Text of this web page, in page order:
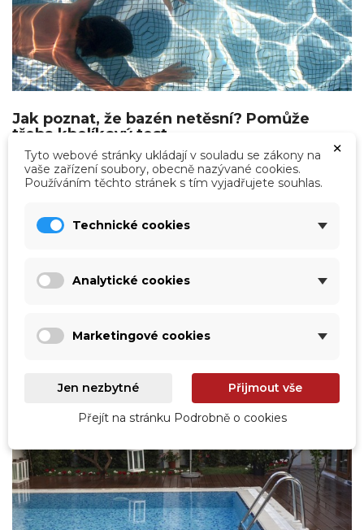
Jak poznat, že bazén netěsní? Pomůže
třeba kbelíkový test
Koupací sezóna je v plném proudu, vše je sluncem
zalité, vám ale radost z plavání kazí zjištění, že hladina
vody v bazénu neobvykle klesá. A tak dopouštíte a
jednoduché testy vám to objasní.
×
Tyto webové stránky ukládají v souladu se zákony na
vaše zařízení soubory, obecně nazývané cookies.
Používáním těchto stránek s tím vyjadřujete souhlas.
Technické cookies
Analytické cookies
Marketingové cookies
Jen nezbytné Přijmout vše
Přejít na stránku Podrobně o cookies